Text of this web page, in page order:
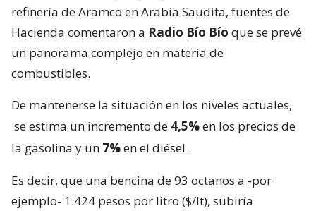
refinería de Aramco en Arabia Saudita, fuentes de
Hacienda comentaron a Radio Bío Bío que se prevé
un panorama complejo en materia de
combustibles.
De mantenerse la situación en los niveles actuales,
se estima un incremento de 4,5%en los precios de
la gasolina y un 7%en el diésel .
Es decir, que una bencina de 93 octanos a -por
ejemplo- 1.424 pesos por litro ($/lt), subiría